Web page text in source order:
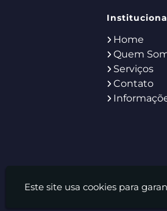
Home
Quem
Serviços
Contato
Este site usa cookies para